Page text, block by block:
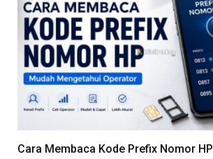
Cara Membaca Kode Prefix Nomor HP